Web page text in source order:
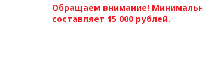
Обращаем внимание!
составляет 15 000 рублей.